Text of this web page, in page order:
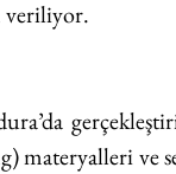
veriliyor.
materyalleri ve